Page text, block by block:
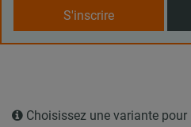
S'inscrire
Choisissez une variante